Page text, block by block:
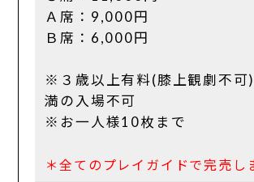
Ａ席：9,000円
Ｂ席：6,000円
※３歳以上有料(膝上観劇不可
満の入場不可
※お一人様10枚まで
＊全てのプレイガイドで完売し